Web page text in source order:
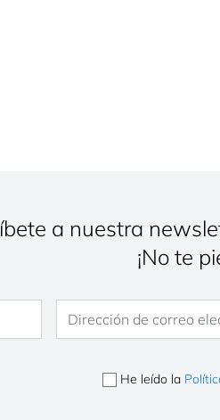
a nuestra
¡No te
He leído la